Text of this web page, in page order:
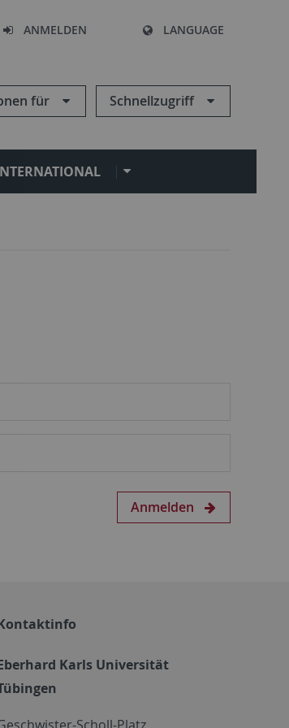
ANMELDEN LANGUAGE
für Schnellzugriff
Anmelden
Karls Universität